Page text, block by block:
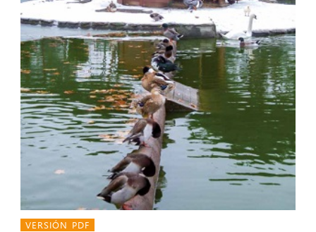
VERSIÓN PDF